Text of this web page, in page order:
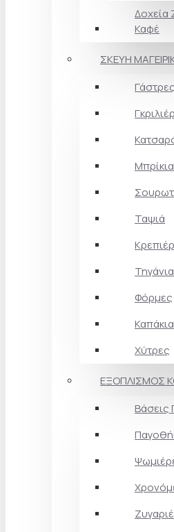
Δοχεία
Καφέ
ΣΚΕΥΗ
Γάστρες
Μπρίκια
Ταψιά
Τηγάνια
Φόρμες
Χύτρες
ΕΞΟΠΛΙΣΜΟΣ
Βάσεις